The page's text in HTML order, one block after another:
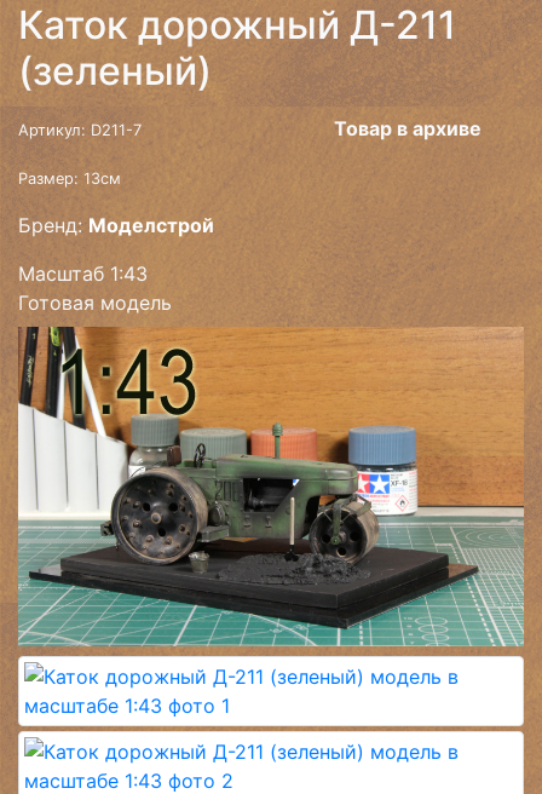
Каток дорожный Д-211
(зеленый)
Артикул: D211-7
Размер: 13см
Бренд: Моделстрой
Масштаб 1:43
Готовая модель
Товар в архиве